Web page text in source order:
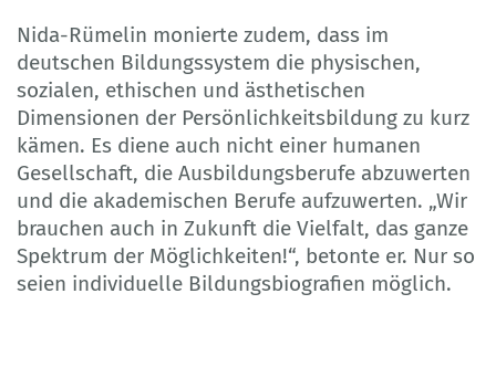
Nida-Rümelin monierte zudem, dass im
deutschen Bildungssystem die physischen,
sozialen, ethischen und ästhetischen
Dimensionen der Persönlichkeitsbildung zu kurz
kämen. Es diene auch nicht einer humanen
Gesellschaft, die Ausbildungsberufe abzuwerten
und die akademischen Berufe aufzuwerten. „Wir
brauchen auch in Zukunft die Vielfalt, das ganze
Spektrum der Möglichkeiten!“, betonte er. Nur so
seien individuelle Bildungsbiografien möglich.